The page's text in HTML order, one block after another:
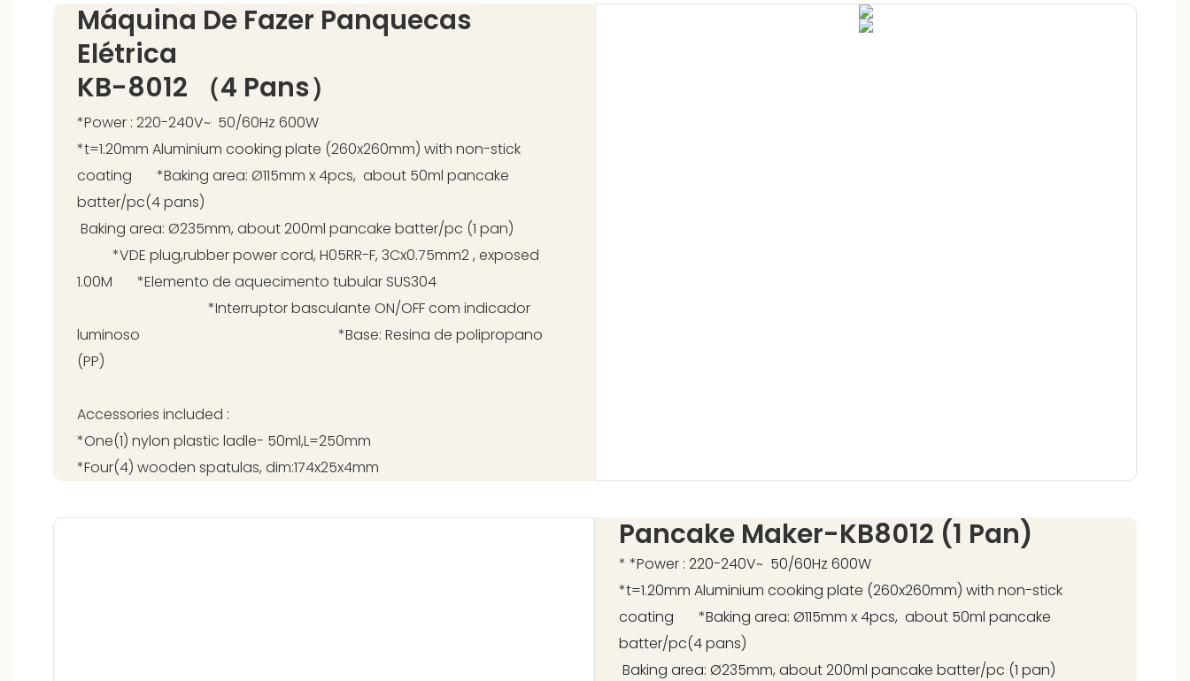
Máquina De Fazer Panquecas
Elétrica
KB-8012 （4 Pans）
*Power : 220-240V~ 50/60Hz 600W
*t=1.20mm Aluminium cooking plate (260x260mm) with non-stick
coating *Baking area: Ø115mm x 4pcs, about 50ml pancake
batter/pc(4 pans)
Baking area: Ø235mm, about 200ml pancake batter/pc (1 pan)
*VDE plug,rubber power cord, H05RR-F, 3Cx0.75mm2 , exposed
1.00M *Elemento de aquecimento tubular SUS304
*Interruptor basculante ON/OFF com indicador
luminoso *Base: Resina de polipropano
(PP)
Accessories included :
*One(1) nylon plastic ladle- 50ml,L=250mm
*Four(4) wooden spatulas, dim:174x25x4mm
Pancake Maker-KB8012 (1 Pan)
* *Power : 220-240V~ 50/60Hz 600W
*t=1.20mm Aluminium cooking plate (260x260mm) with non-stick
coating *Baking area: Ø115mm x 4pcs, about 50ml pancake
batter/pc(4 pans)
Baking area: Ø235mm, about 200ml pancake batter/pc (1 pan)